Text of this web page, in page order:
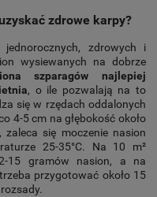
zdrowe karpy?
zdrowych i
wysiewanych na dobrze
szparagów najlepiej
, o ile pozwalają na to
się w rzędach oddalonych
4-5 cm na głębokość około
zaleca się moczenie nasion
25-35°C. Na 10 m²
15 gramów nasion, a na
przygotować około 15